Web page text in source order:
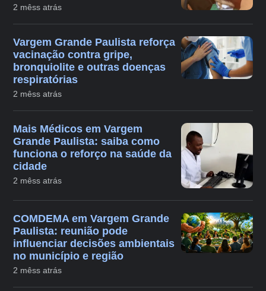
2 mêss atrás
Vargem Grande Paulista reforça
vacinação contra gripe,
bronquiolite e outras doenças
respiratórias
2 mêss atrás
Mais Médicos em Vargem
Grande Paulista: saiba como
funciona o reforço na saúde da
cidade
2 mêss atrás
COMDEMA em Vargem Grande
Paulista: reunião pode
influenciar decisões ambientais
no município e região
2 mêss atrás